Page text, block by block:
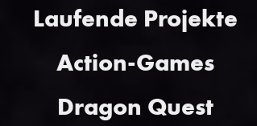
Laufende Projekte
Action-Games
Dragon Quest